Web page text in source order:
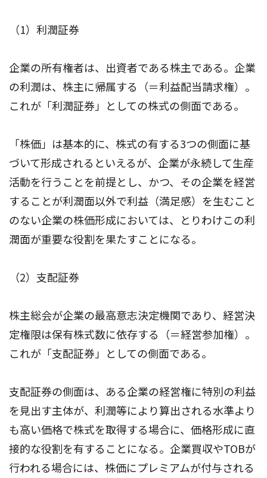
（1）利潤証券
企業の所有権者は、出資者である株主である。企業
の利潤は、株主に帰属する（＝利益配当請求権）。
これが「利潤証券」としての株式の側面である。
「株価」は基本的に、株式の有する3つの側面に基
づいて形成されるといえるが、企業が永続して生産
活動を行うことを前提とし、かつ、その企業を経営
することが利潤面以外で利益（満足感）を生むこと
のない企業の株価形成においては、とりわけこの利
潤面が重要な役割を果たすことになる。
（2）支配証券
株主総会が企業の最高意志決定機関であり、経営決
定権限は保有株式数に依存する（＝経営参加権）。
これが「支配証券」としての側面である。
支配証券の側面は、ある企業の経営権に特別の利益
を見出す主体が、利潤等により算出される水準より
も高い価格で株式を取得する場合に、価格形成に直
接的な役割を有することになる。企業買収やTOBが
行われる場合には、株価にプレミアムが付与される